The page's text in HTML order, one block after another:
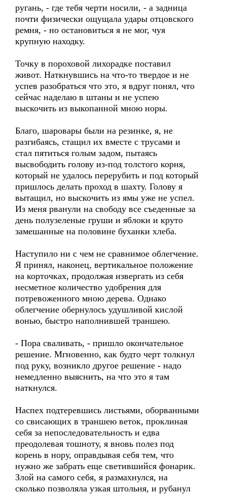
ругань, - где тебя черти носили, - а задница
почти физически ощущала удары отцовского
ремня, - но остановиться я не мог, чуя
крупную находку.
Точку в пороховой лихорадке поставил
живот. Наткнувшись на что-то твердое и не
успев разобраться что это, я вдруг понял, что
сейчас наделаю в штаны и не успею
выскочить из выкопанной мною норы.
Благо, шаровары были на резинке, я, не
разгибаясь, стащил их вместе с трусами и
стал пятиться голым задом, пытаясь
высвободить голову из-под толстого корня,
который не удалось перерубить и под который
пришлось делать проход в шахту. Голову я
вытащил, но выскочить из ямы уже не успел.
Из меня рванули на свободу все съеденные за
день полузеленые груши и яблоки и круто
замешанные на половине буханки хлеба.
Наступило ни с чем не сравнимое облегчение.
Я принял, наконец, вертикальное положение
на корточках, продолжая извергать из себя
несметное количество удобрения для
потревоженного мною дерева. Однако
облегчение обернулось удушливой кислой
вонью, быстро наполнившей траншею.
- Пора сваливать, - пришло окончательное
решение. Мгновенно, как будто черт толкнул
под руку, возникло другое решение - надо
немедленно выяснить, на что это я там
наткнулся.
Наспех подтеревшись листьями, оборванными
со свисающих в траншею веток, проклиная
себя за непоследовательность и едва
преодолевая тошноту, я вновь полез под
корень в нору, оправдывая себя тем, что
нужно же забрать еще светившийся фонарик.
Злой на самого себя, я размахнулся, на
сколько позволяла узкая штольня, и рубанул